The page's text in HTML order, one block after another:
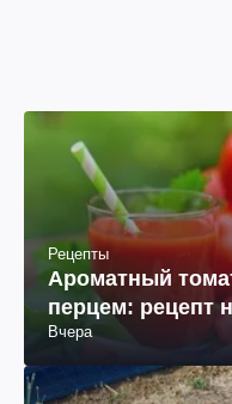
Рецепты
Ароматный
перцем: рецепт
Вчера